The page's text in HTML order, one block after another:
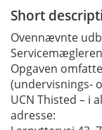
Short
Ovennævnte
Opgaven
(undervisnings-
UCN Thisted – i
adresse: